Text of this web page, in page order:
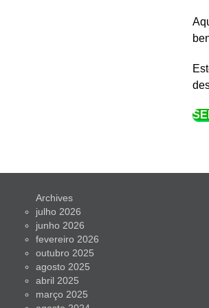
Archives
julho 2026
junho 2026
fevereiro 2026
outubro 2025
agosto 2025
abril 2025
março 2025